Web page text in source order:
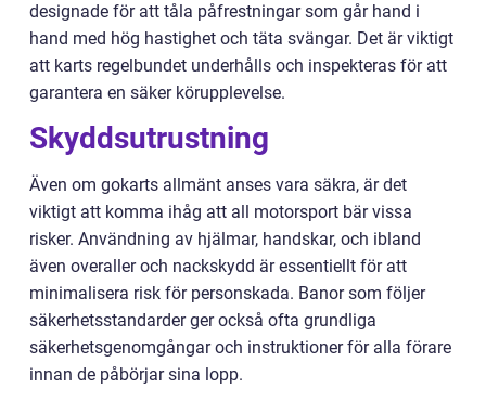
designade för att tåla påfrestningar som går hand i
hand med hög hastighet och täta svängar. Det är viktigt
att karts regelbundet underhålls och inspekteras för att
garantera en säker körupplevelse.
Skyddsutrustning
Även om gokarts allmänt anses vara säkra, är det
viktigt att komma ihåg att all motorsport bär vissa
risker. Användning av hjälmar, handskar, och ibland
även overaller och nackskydd är essentiellt för att
minimalisera risk för personskada. Banor som följer
säkerhetsstandarder ger också ofta grundliga
säkerhetsgenomgångar och instruktioner för alla förare
innan de påbörjar sina lopp.